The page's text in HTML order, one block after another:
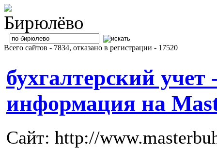
Всего сайтов - 7834, отказано в регистрации - 17520
бухгалтерский
информация на
Сайт: http://